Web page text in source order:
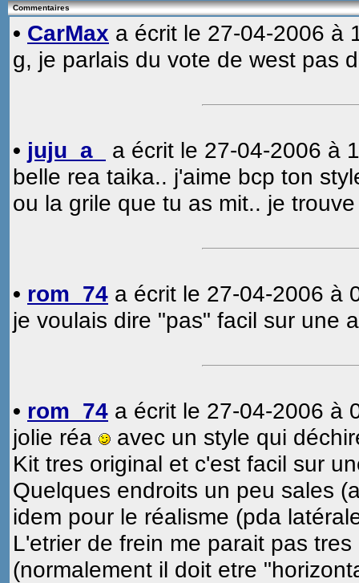
Commentaires
• CarMax a écrit le 27-04-2006 à
g, je parlais du vote de west pas
• juju_a_
a écrit le 27-04-2006 à
belle rea taika.. j'aime bcp ton
ou la grile que tu as mit.. je
• rom_74 a écrit le 27-04-2006 à
je voulais dire "pas" facil sur une
• rom_74 a écrit le 27-04-2006 à
jolie réa
avec un style qui
Kit tres original et c'est facil sur
Quelques endroits un peu sales
idem pour le réalisme (pda
L'etrier de frein me parait pas
(normalement il doit etre